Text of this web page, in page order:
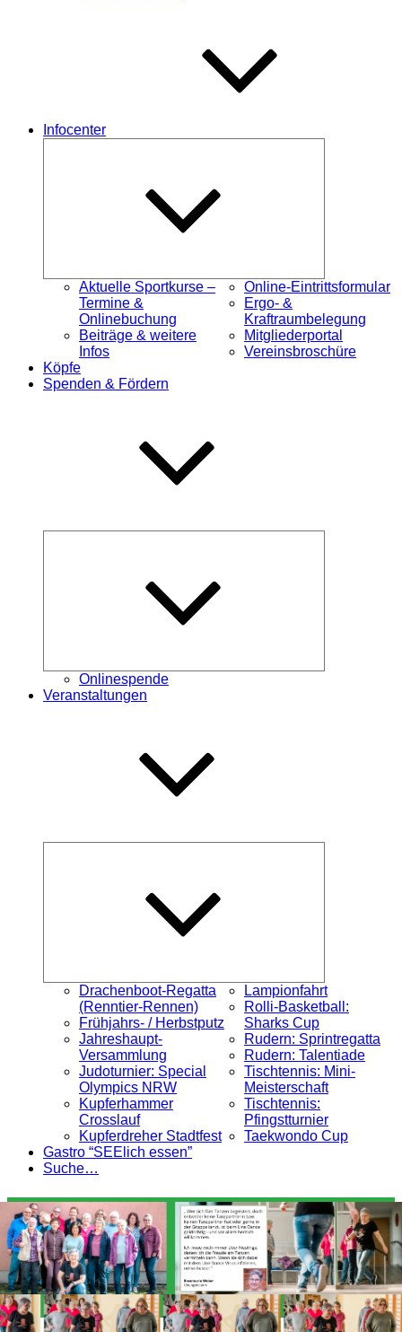
Infocenter
Aktuelle Sportkurse –
Termine &
Onlinebuchung
Beiträge & weitere
Infos
Online-Eintrittsformular
Ergo- &
Kraftraumbelegung
Mitgliederportal
Vereinsbroschüre
Köpfe
Spenden & Fördern
Onlinespende
Veranstaltungen
Drachenboot-Regatta
(Renntier-Rennen)
Frühjahrs- / Herbstputz
Jahreshaupt-
Versammlung
Judoturnier: Special
Olympics NRW
Kupferhammer
Crosslauf
Kupferdreher Stadtfest
Lampionfahrt
Rolli-Basketball:
Sharks Cup
Rudern: Sprintregatta
Rudern: Talentiade
Tischtennis: Mini-
Meisterschaft
Tischtennis:
Pfingstturnier
Taekwondo Cup
Gastro “SEElich essen”
Suche…